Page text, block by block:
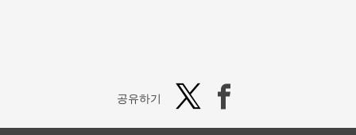
공유하기